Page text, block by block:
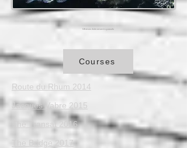
Ultimes évènements passés
Courses
Route du Rhum 2014
Jacques Vabre 2015
The Transat 2016
The Bridge 2017